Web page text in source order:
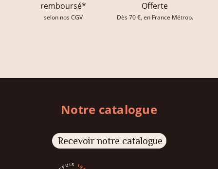
remboursé*
selon nos CGV
Offerte
Dès 70 €, en France Métrop.
Notre catalogue
Recevoir notre catalogue